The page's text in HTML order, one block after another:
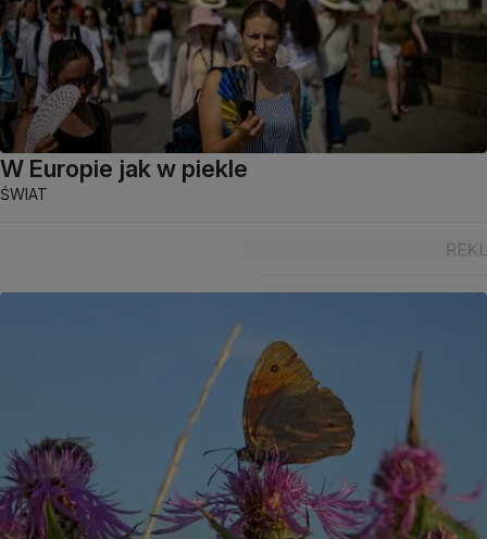
W Europie jak w piekle
ŚWIAT